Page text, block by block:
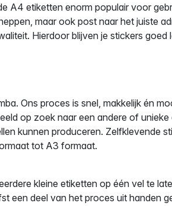
A4 etiketten enorm populair voor
maar ook post naar het juiste
Hierdoor blijven je stickers goed
Ons proces is snel, makkelijk én
op zoek naar een andere of
kunnen produceren. Zelfklevende
tot A3 formaat.
kleine etiketten op één vel te
een deel van het proces uit handen